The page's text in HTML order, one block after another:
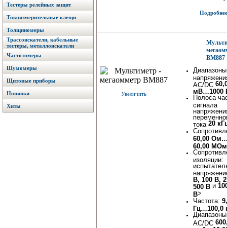
Тестеры релейных защит
Токоизмерительные клещи
Толщиномеры
Трассоискатели, кабельные
тестеры, металлоискатели
Частотомеры
Шумомеры
Щитовые приборы
Новинки
Хиты
BM887
Увеличить
Диапазоны
AC/DC
мВ…1000
Полоса
сигнала
тока 20
60,00
60,00 МОм
изоляции:
В, 100 В,
500 В и
В>
Частота:
Гц…100,0
Диапазоны
АС/DC